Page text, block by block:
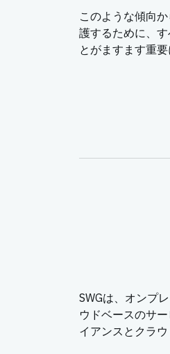
このような傾向
護するために、
とがますます重要
SWGは、オンプ
ウドベースのサ
イアンスとクラ